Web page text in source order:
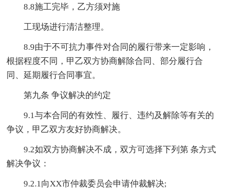
8.8施工完毕，乙方须对施
工现场进行清洁整理。
8.9由于不可抗力事件对合同的履行带来一定影响，
根据程度不同，甲乙双方协商解除合同、部分履行合
同、延期履行合同事宜。
第九条 争议解决的约定
9.1与本合同的有效性、履行、违约及解除等有关的
争议，甲乙双方友好协商解决。
9.2如双方协商解决不成，双方可选择下列第 条方式
解决争议：
9.2.1向XX市仲裁委员会申请仲裁解决;